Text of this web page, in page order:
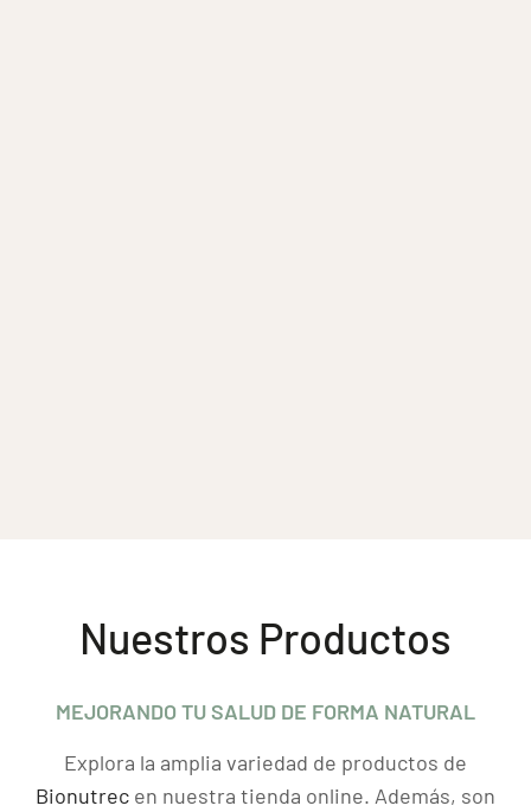
Nuestros Productos
MEJORANDO TU SALUD DE FORMA NATURAL
Explora la amplia variedad de productos de
Bionutrec en nuestra tienda online. Además, son